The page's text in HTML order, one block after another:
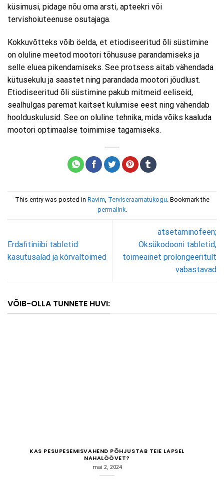
küsimusi, pidage nõu oma arsti, apteekri või
tervishoiuteenuse osutajaga.
Kokkuvõtteks võib öelda, et etiodiseeritud õli süstimine
on oluline meetod mootori tõhususe parandamiseks ja
selle eluea pikendamiseks. See protsess aitab vähendada
kütusekulu ja saastet ning parandada mootori jõudlust.
Etiodiseeritud õli süstimine pakub mitmeid eeliseid,
sealhulgas paremat kaitset kulumise eest ning vähendab
hoolduskulusid. See on oluline tehnika, mida võiks kaaluda
mootori optimaalse toimimise tagamiseks.
This entry was posted in Ravim, Terviseraamatukogu. Bookmark the
permalink.
Erdafitiniibi tabletid:
kasutusalad ja kõrvaltoimed
atsetaminofeen;
Oksükodooni tabletid,
toimeainet prolongeeritult
vabastavad
VÕIB-OLLA TUNNETE HUVI:
KAS PESUPESEMISVAHEND PÕHJUSTAB TEIE LAPSEL
NAHALÖÖVET?
mai 2, 2024